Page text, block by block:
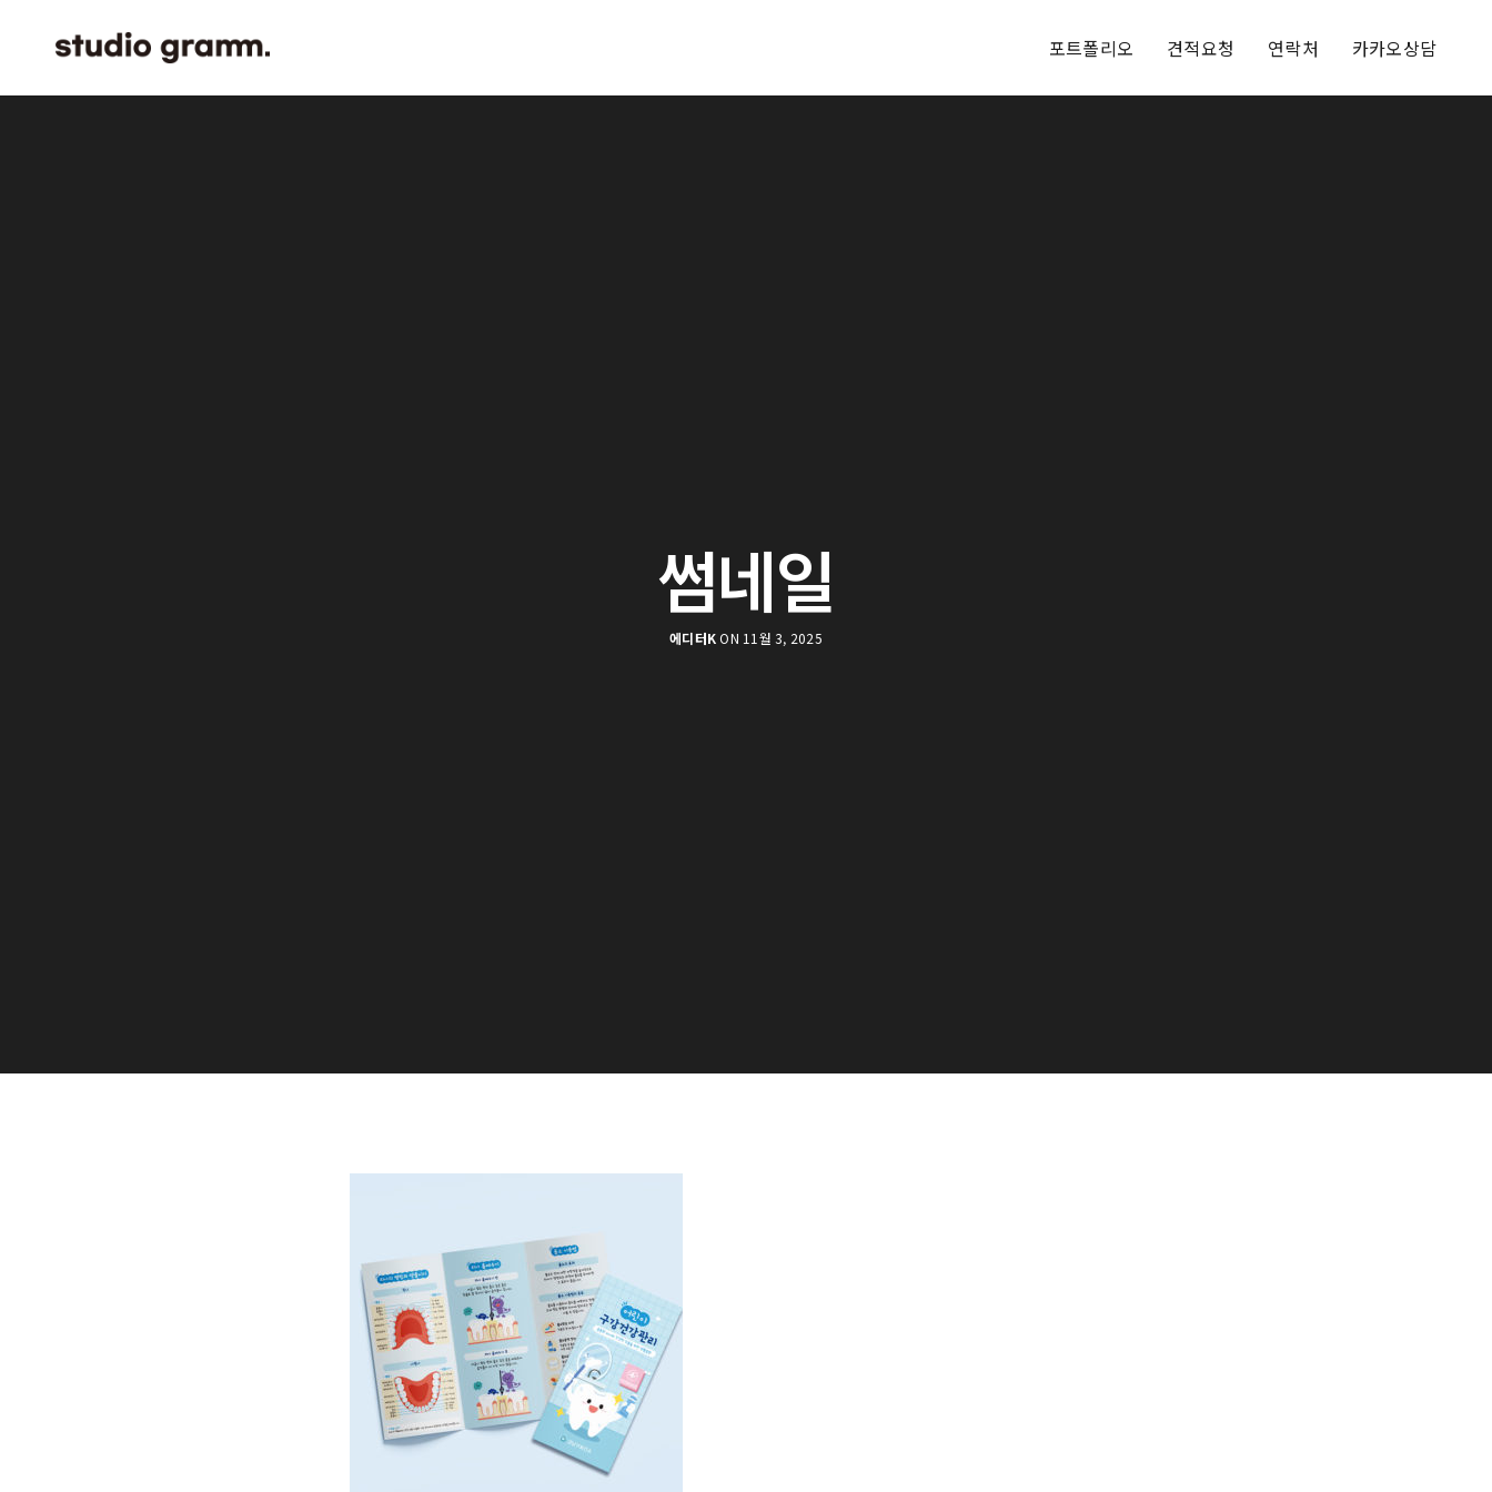
포트폴리오 견적요청 연락처 카카오상담
썸네일
에디터KON 11월 3, 2025